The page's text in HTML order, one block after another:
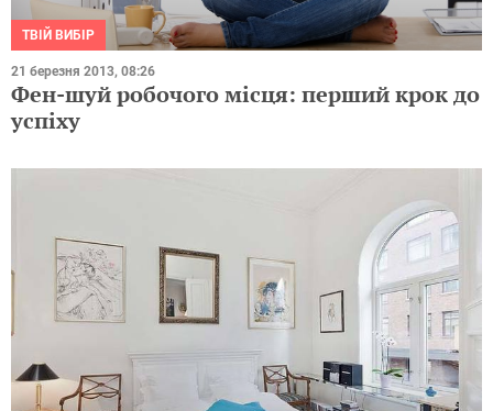
ТВІЙ ВИБІР
21 березня 2013, 08:26
Фен-шуй робочого місця: перший крок до
успіху